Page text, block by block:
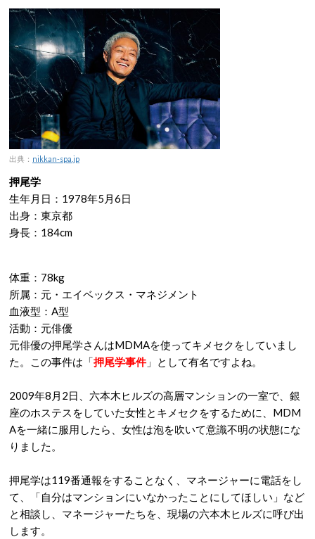
出典： nikkan-spa.jp
押尾学
生年月日：1978年5月6日
出身：東京都
身長：184cm
体重：78kg
所属：元・エイベックス・マネジメント
血液型：A型
活動：元俳優
元俳優の押尾学さんはMDMAを使ってキメセクをしていまし
た。この事件は「押尾学事件」として有名ですよね。
2009年8月2日、六本木ヒルズの高層マンションの一室で、銀
座のホステスをしていた女性とキメセクをするために、MDM
Aを一緒に服用したら、女性は泡を吹いて意識不明の状態にな
りました。
押尾学は119番通報をすることなく、マネージャーに電話をし
て、「自分はマンションにいなかったことにしてほしい」など
と相談し、マネージャーたちを、現場の六本木ヒルズに呼び出
します。